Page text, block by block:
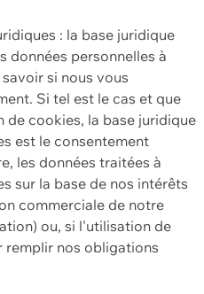
: la base juridique
données personnelles à
si nous vous
Si tel est le cas et que
cookies, la base juridique
est le consentement
les données traitées à
sur la base de nos intérêts
commerciale de notre
ou, si l'utilisation de
remplir nos obligations